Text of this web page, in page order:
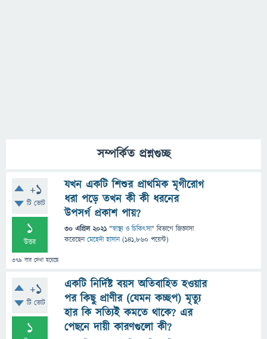
সম্পর্কিত প্রশ্নগুচ্ছ
+1
টি ভোট
1
উত্তর
379 বার দেখা হয়েছে
যখন একটি শিশুর প্রাথমিক মৃগীরোগ
ধরা পড়ে তখন কী কী ধরনের
উপসর্গ প্রকাশ পায়?
30 এপ্রিল 2021 "স্বাস্থ্য ও চিকিৎসা" বিভাগে জিজ্ঞাসা
করেছেনমেহেদী হাসান (141,860 পয়েন্ট)
+1
টি ভোট
1
একটি নির্দিষ্ট বয়স অতিবাহিত হওয়ার
পর কিছু প্রাণীর (যেমন কচ্ছপ) মৃত্যু
হার কি সত্যিই কমতে থাকে? এর
পেছনে দায়ী কারণগুলো কী?